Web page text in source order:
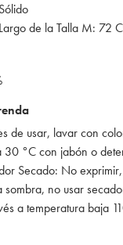
Sólido
Largo de la Talla M: 72
de usar, lavar con
30 °C con jabón o
Secado: No
no usar
a temperatura baja